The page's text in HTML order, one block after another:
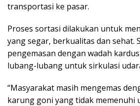
transportasi ke pasar.
Proses sortasi dilakukan untuk
yang segar, berkualitas dan sehat.
pengemasan dengan wadah
lubang-lubang untuk sirkulasi
“Masyarakat masih mengemas
karung goni yang tidak memenuhi